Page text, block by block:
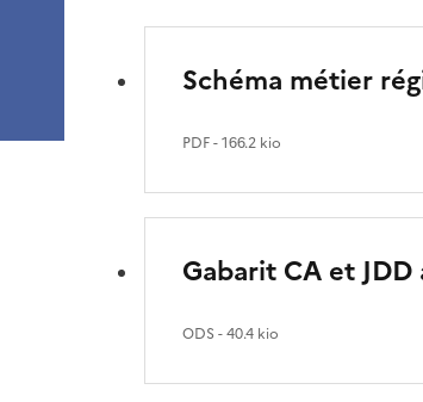
Schéma métier
PDF- 166.2 kio
Gabarit CA et
ODS - 40.4 kio